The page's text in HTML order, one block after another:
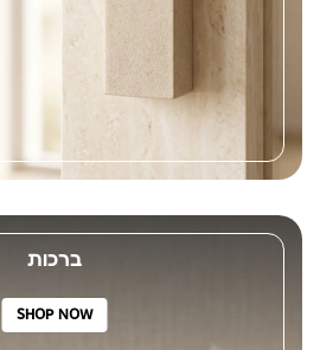
ברכות
SHOP NOW